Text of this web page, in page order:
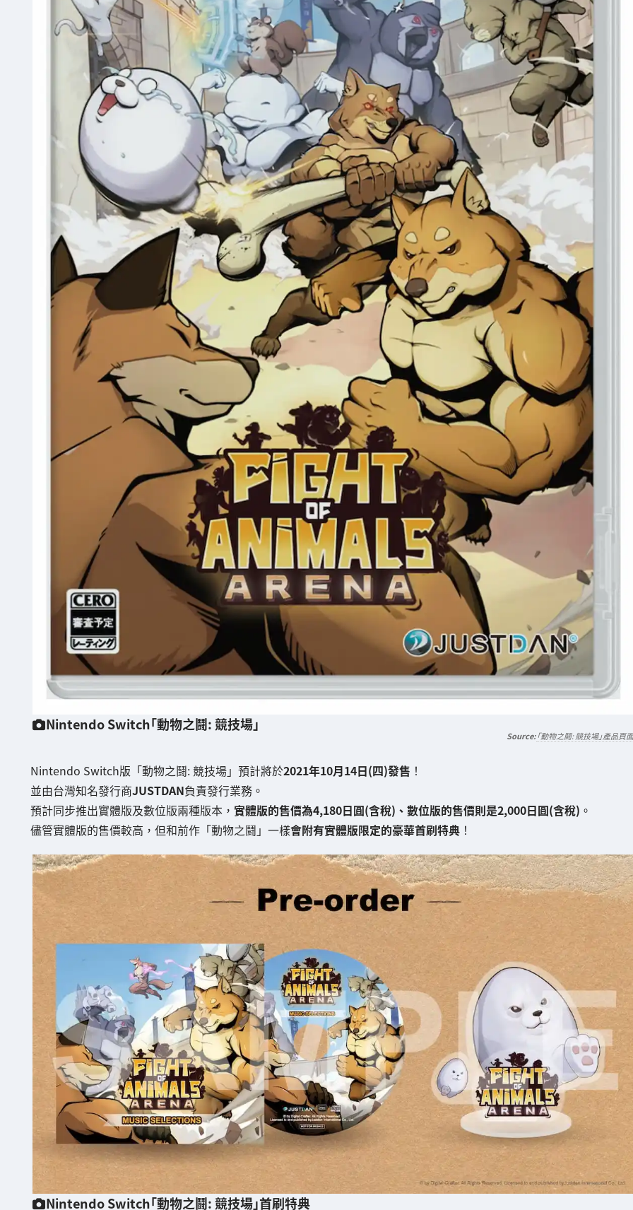
Nintendo Switch「動物之鬪: 競技場」
「動物之鬪: 競技場」產品頁面
Nintendo Switch版「動物之鬪: 競技場」預計將於2021年10月14日(四)發售 ！
並由台灣知名發行商JUSTDAN負責發行業務。
預計同步推出實體版及數位版兩種版本， 實體版的售價為4,180日圓(含稅)、數位版的售價則是2,000日圓(含稅) 。
儘管實體版的售價較高，但和前作「動物之鬪」一樣會附有實體版限定的豪華首刷特典！
Nintendo Switch「動物之鬪: 競技場」首刷特典